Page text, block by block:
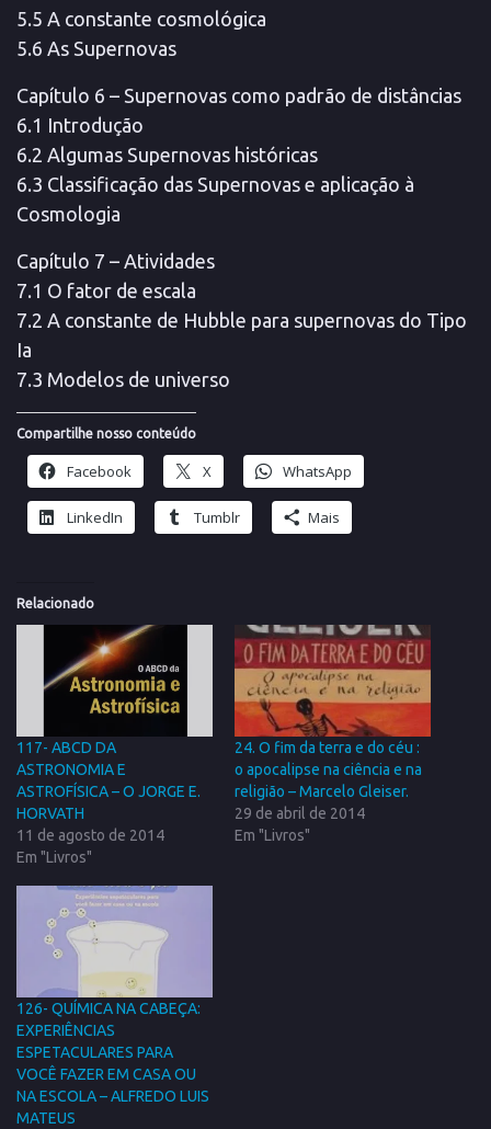
5.5 A constante cosmológica
5.6 As Supernovas
Capítulo 6 – Supernovas como padrão de distâncias
6.1 Introdução
6.2 Algumas Supernovas históricas
6.3 Classificação das Supernovas e aplicação à
Cosmologia
Capítulo 7 – Atividades
7.1 O fator de escala
7.2 A constante de Hubble para supernovas do Tipo
Ia
7.3 Modelos de universo
Compartilhe nosso conteúdo
Facebook X WhatsApp
LinkedIn Tumblr Mais
Relacionado
117- ABCD DA
ASTRONOMIA E
ASTROFÍSICA – O JORGE E.
HORVATH
11 de agosto de 2014
Em "Livros"
24. O fim da terra e do céu :
o apocalipse na ciência e na
religião – Marcelo Gleiser.
29 de abril de 2014
Em "Livros"
126- QUÍMICA NA CABEÇA:
EXPERIÊNCIAS
ESPETACULARES PARA
VOCÊ FAZER EM CASA OU
NA ESCOLA – ALFREDO LUIS
MATEUS